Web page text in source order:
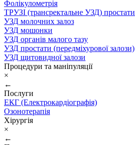
Фолікулометрія
ТРУЗІ (трансректальне УЗД) простати
УЗД молочних залоз
УЗД мошонки
УЗД органів малого тазу
УЗД простати (передміхурової залози)
УЗД щитовидної залози
Процедури та маніпуляції
×
←
Послуги
ЕКГ (Електрокардіографія)
Озонотерапія
Хірургія
×
←